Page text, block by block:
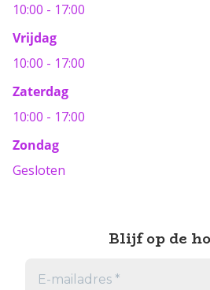
10:00 - 17:00
Vrijdag
10:00 - 17:00
Zaterdag
10:00 - 17:00
Zondag
Gesloten
Blijf op de